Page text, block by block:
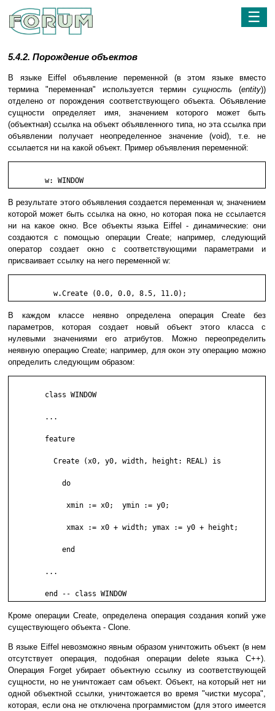
☰
5.4.2. Порождение объектов
В языке Eiffel объявление переменной (в этом языке вместо
термина "переменная" используется терминсущность(entity))
отделено от порождения соответствующего объекта. Объявление
сущности определяет имя, значением которого может быть
(объектная) ссылка на объект объявленного типа, но эта ссылка при
объявлении получает неопределенное значение (void), т.е. не
ссылается ни на какой объект. Пример объявления переменной:
	w: WINDOW
В результате этого объявления создается переменная w, значением
которой может быть ссылка на окно, но которая пока не ссылается
ни на какое окно. Все объекты языка Eiffel - динамические: они
создаются с помощью операции Create; например, следующий
оператор создает окно с соответствующими параметрами и
присваивает ссылку на него переменной w:
	  w.Create (0.0, 0.0, 8.5, 11.0);
В каждом классе неявно определена операция Create без
параметров, которая создает новый объект этого класса с
нулевыми значениями его атрибутов. Можно переопределить
неявную операцию Create; например, для окон эту операцию можно
определить следующим образом:
	end -- class WINDOW
Кроме операции Create, определена операция создания копий уже
существующего объекта - Clone.
В языке Eiffel невозможно явным образом уничтожить объект (в нем
отсутствует операция, подобная операции delete языка C++).
Операция Forget убирает объектную ссылку из соответствующей
сущности, но не уничтожает сам объект. Объект, на который нет ни
одной объектной ссылки, уничтожается во время "чистки мусора",
которая, если она не отключена программистом (для этого имеется